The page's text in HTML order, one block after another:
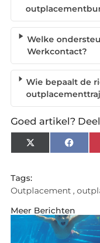
Meer Berichten
Welke
Werkcontact?
Wie bepaalt de
Goed artikel?
X
(Twitter)
Tags:
Outplacement ,